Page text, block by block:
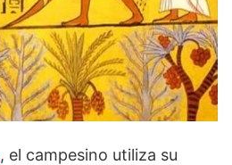
, el campesino utiliza su